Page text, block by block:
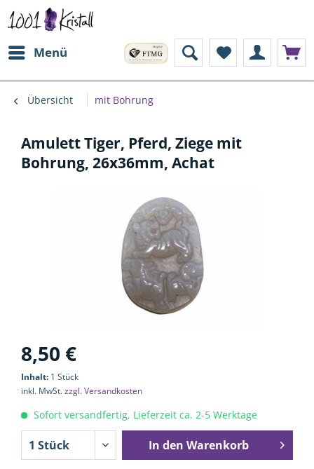
Menü
Übersicht mit Bohrung
Amulett Tiger, Pferd, Ziege mit
Bohrung, 26x36mm, Achat
8,50 €
Inhalt: 1 Stück
inkl. MwSt.zzgl. Versandkosten
Sofort versandfertig, Lieferzeit ca. 2-5 Werktage
In den Warenkorb